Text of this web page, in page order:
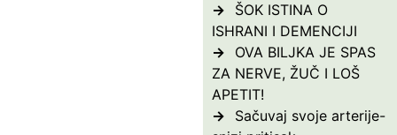
ŠOK ISTINA O
ISHRANI I DEMENCIJI
OVA BILJKA JE SPAS
ZA NERVE, ŽUČ I LOŠ
APETIT!
Sačuvaj svoje arterije-